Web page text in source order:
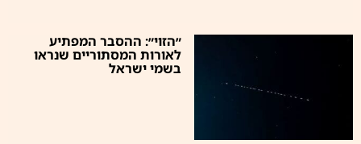
״הזוי״: ההסבר המפתיע
לאורות המסתוריים שנראו
בשמי ישראל